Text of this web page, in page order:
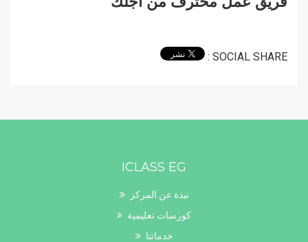
SOCIAL SHARE :
ICLASS EG
نبذة عن المركز
كورسات تعليمية
خدماتنا